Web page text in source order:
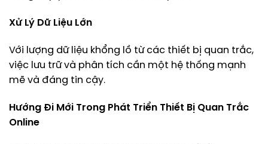
Xử Lý Dữ Liệu Lớn
Với lượng dữ liệu khổng lồ từ các thiết bị quan trắc,
việc lưu trữ và phân tích cần một hệ thống mạnh
mẽ và đáng tin cậy.
Hướng Đi Mới Trong Phát Triển Thiết Bị Quan Trắc
Online